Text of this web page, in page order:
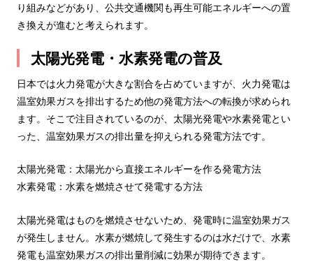
り組みなどがあり、公共交通機関も再生可能エネルギーへの置
き換えが進むと考えられます。
太陽光発電・水素発電の普及
日本では火力発電が大きな割合を占めていますが、火力発電は
温室効果ガスを排出するため他の発電方法への転換が求められ
ます。そこで注目されているのが、太陽光発電や水素発電とい
った、温室効果ガスの排出量を抑えられる発電方法です。
太陽光発電：太陽光から直接エネルギーを作る発電方法
水素発電：水素を燃焼させて発電する方法
太陽光発電はものを燃焼させないため、発電時に温室効果ガス
が発生しません。水素が燃焼して発生するのは水だけで、水素
発電も温室効果ガスの排出量削減に効果が期待できます。